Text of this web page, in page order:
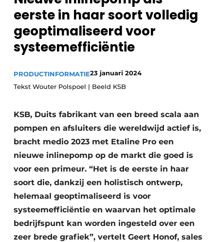
Vacature aanmelden
Vacatures
Video’s
Sanitair
Binnenklimaat
Brandbeveiliging
eerste in haar soort volledig
geoptimaliseerd voor
systeemefficiëntie
PRODUCTINFORMATIE23 januari 2024
Tekst Wouter Polspoel | Beeld KSB
KSB, Duits fabrikant van een breed scala aan
pompen en afsluiters die wereldwijd actief is,
bracht medio 2023 met Etaline Pro een
nieuwe inlinepomp op de markt die goed is
voor een primeur. “Het is de eerste in haar
soort die, dankzij een holistisch ontwerp,
helemaal geoptimaliseerd is voor
systeemefficiëntie en waarvan het optimale
bedrijfspunt kan worden ingesteld over een
zeer brede grafiek”, vertelt Geert Honof, sales